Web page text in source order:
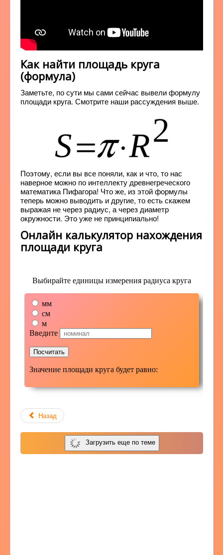
Как найти площадь круга
(формула)
Заметьте, по сути мы сами сейчас вывели формулу
площади круга. Смотрите наши рассуждения выше.
Поэтому, если вы все поняли, как и что, то нас
наверное можно по интеллекту древнегреческого
математика Пифагора! Что же, из этой формулы
теперь можно выводить и другие, то есть скажем
выражая не через радиус, а через диаметр
окружности. Это уже не принципиально!
Онлайн калькулятор нахождения
площади круга
Назад
Загрузить еще по теме